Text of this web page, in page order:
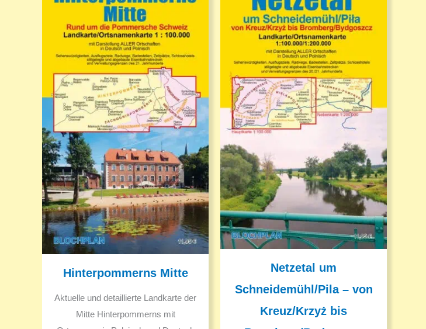
Hinterpommerns Mitte
Aktuelle und detaillierte Landkarte der
Mitte Hinterpommerns mit
Netzetal um
Schneidemühl/Pila – von
Kreuz/Krzyż bis